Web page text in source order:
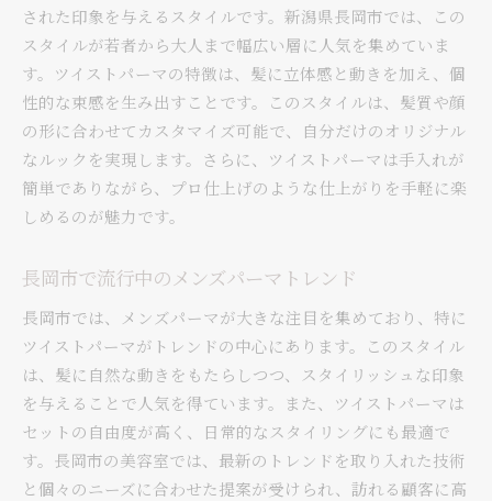
された印象を与えるスタイルです。新潟県長岡市では、この
スタイルが若者から大人まで幅広い層に人気を集めていま
す。ツイストパーマの特徴は、髪に立体感と動きを加え、個
性的な束感を生み出すことです。このスタイルは、髪質や顔
の形に合わせてカスタマイズ可能で、自分だけのオリジナル
なルックを実現します。さらに、ツイストパーマは手入れが
簡単でありながら、プロ仕上げのような仕上がりを手軽に楽
しめるのが魅力です。
長岡市で流行中のメンズパーマトレンド
長岡市では、メンズパーマが大きな注目を集めており、特に
ツイストパーマがトレンドの中心にあります。このスタイル
は、髪に自然な動きをもたらしつつ、スタイリッシュな印象
を与えることで人気を得ています。また、ツイストパーマは
セットの自由度が高く、日常的なスタイリングにも最適で
す。長岡市の美容室では、最新のトレンドを取り入れた技術
と個々のニーズに合わせた提案が受けられ、訪れる顧客に高